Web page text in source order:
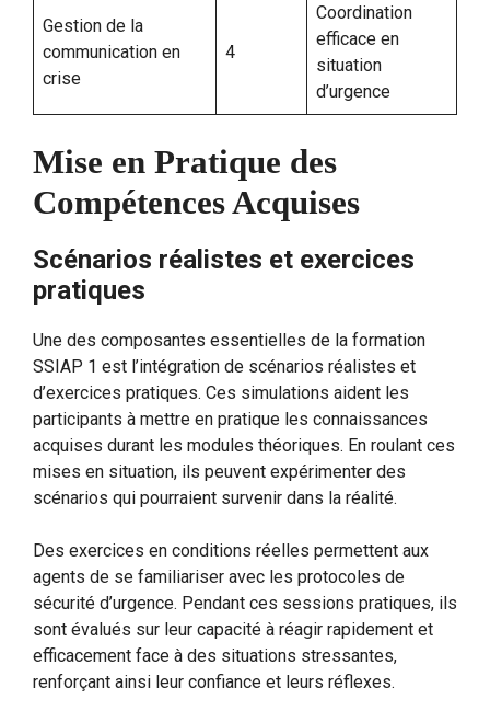
Gestion de la
communication en
crise
4
Coordination
efficace en
situation
d’urgence
Mise en Pratique des
Compétences Acquises
Scénarios réalistes et exercices
pratiques
Une des composantes essentielles de la formation
SSIAP 1 est l’intégration de scénarios réalistes et
d’exercices pratiques. Ces simulations aident les
participants à mettre en pratique les connaissances
acquises durant les modules théoriques. En roulant ces
mises en situation, ils peuvent expérimenter des
scénarios qui pourraient survenir dans la réalité.
Des exercices en conditions réelles permettent aux
agents de se familiariser avec les protocoles de
sécurité d’urgence. Pendant ces sessions pratiques, ils
sont évalués sur leur capacité à réagir rapidement et
efficacement face à des situations stressantes,
renforçant ainsi leur confiance et leurs réflexes.